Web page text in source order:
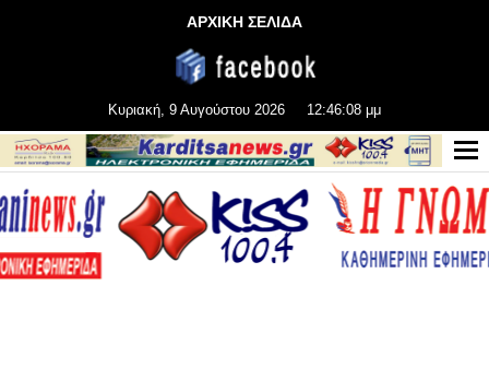
ΑΡΧΙΚΗ ΣΕΛΙΔΑ
Κυριακή, 9 Αυγούστου 2026 12:46:09 μμ